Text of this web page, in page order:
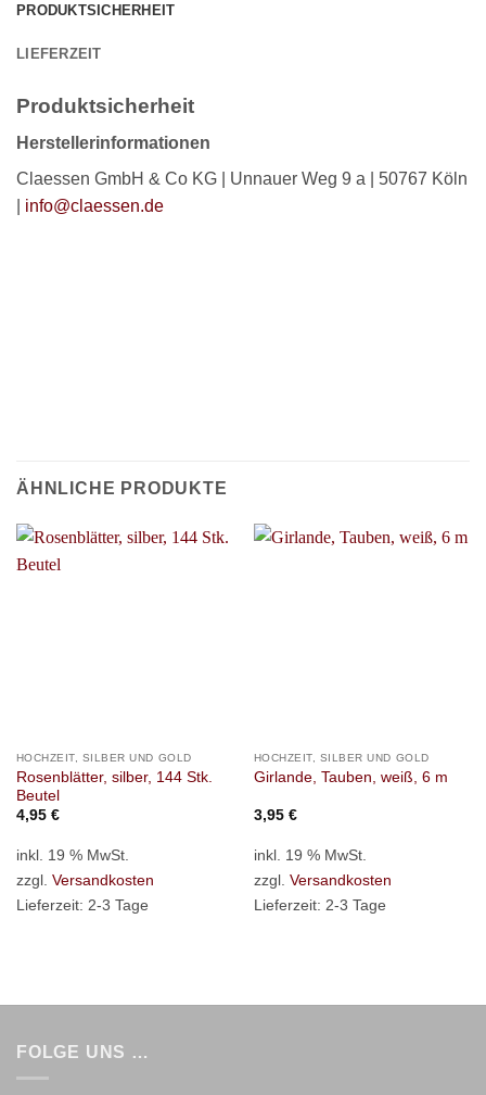
PRODUKTSICHERHEIT
LIEFERZEIT
Produktsicherheit
Herstellerinformationen
Claessen GmbH & Co KG | Unnauer Weg 9 a | 50767 Köln
info@claessen.de
ÄHNLICHE PRODUKTE
HOCHZEIT, SILBER UND GOLD
Rosenblätter, silber, 144 Stk.
Beutel
4,95 €
inkl. 19 % MwSt.
zzgl. Versandkosten
Lieferzeit: 2-3 Tage
HOCHZEIT, SILBER UND GOLD
Girlande, Tauben, weiß, 6 m
3,95 €
inkl. 19 % MwSt.
zzgl. Versandkosten
Lieferzeit: 2-3 Tage
FOLGE UNS …